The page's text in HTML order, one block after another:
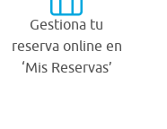
Gestiona tu
reserva online en
‘Mis Reservas’